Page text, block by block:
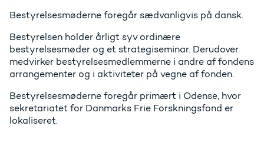
Bestyrelsesmøderne foregår sædvanligvis på dansk.
Bestyrelsen holder årligt syv ordinære
bestyrelsesmøder og et strategiseminar. Derudover
medvirker bestyrelsesmedlemmerne i andre af fondens
arrangementer og i aktiviteter på vegne af fonden.
Bestyrelsesmøderne foregår primært i Odense, hvor
sekretariatet for Danmarks Frie Forskningsfond er
lokaliseret.